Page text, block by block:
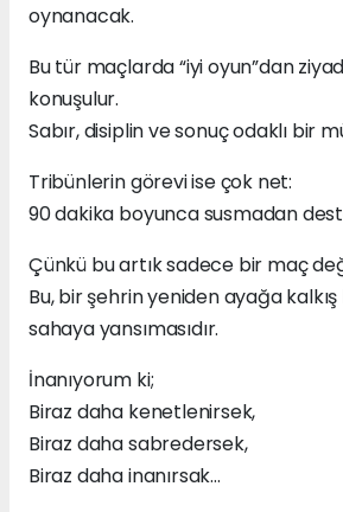
oynanacak.
Bu tür maçlarda “iyi oyun”dan
konuşulur.
Sabır, disiplin ve sonuç odaklı bir
Tribünlerin görevi ise çok net:
90 dakika boyunca susmadan
Çünkü bu artık sadece bir maç
Bu, bir şehrin yeniden ayağa
sahaya yansımasıdır.
İnanıyorum ki;
Biraz daha kenetlenirsek,
Biraz daha sabredersek,
Biraz daha inanırsak…